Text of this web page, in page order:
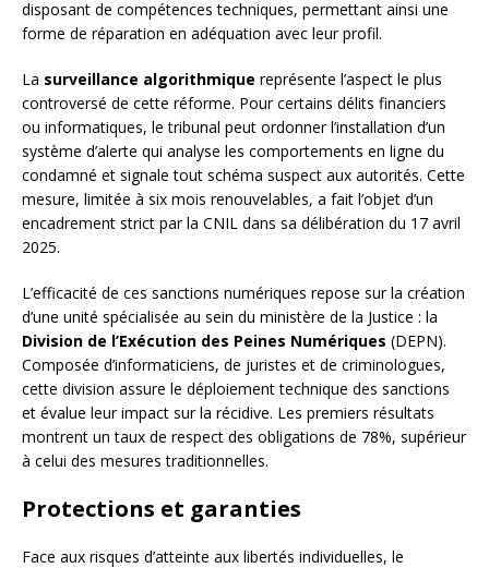
disposant de compétences techniques, permettant ainsi une
forme de réparation en adéquation avec leur profil.
La surveillance algorithmique représente l’aspect le plus
controversé de cette réforme. Pour certains délits financiers
ou informatiques, le tribunal peut ordonner l’installation d’un
système d’alerte qui analyse les comportements en ligne du
condamné et signale tout schéma suspect aux autorités. Cette
mesure, limitée à six mois renouvelables, a fait l’objet d’un
encadrement strict par la CNIL dans sa délibération du 17 avril
2025.
L’efficacité de ces sanctions numériques repose sur la création
d’une unité spécialisée au sein du ministère de la Justice : la
Division de l’Exécution des Peines Numériques (DEPN).
Composée d’informaticiens, de juristes et de criminologues,
cette division assure le déploiement technique des sanctions
et évalue leur impact sur la récidive. Les premiers résultats
montrent un taux de respect des obligations de 78%, supérieur
à celui des mesures traditionnelles.
Protections et garanties
Face aux risques d’atteinte aux libertés individuelles, le